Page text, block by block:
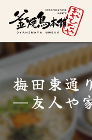
梅田東通
—友人や